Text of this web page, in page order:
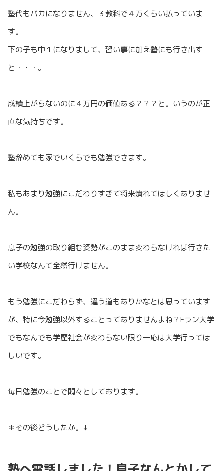
塾代もバカになりません、３教科で４万くらい払っていま
す。
下の子も中１になりまして、習い事に加え塾にも行き出す
と・・・。
成績上がらないのに４万円の価値ある？？？と。いうのが正
直な気持ちです。
塾辞めても家でいくらでも勉強できます。
私もあまり勉強にこだわりすぎて将来潰れてほしくありませ
ん。
息子の勉強の取り組む姿勢がこのまま変わらなければ行きた
い学校なんて全然行けません。
もう勉強にこだわらず、違う道もありかなとは思っています
が、特に今勉強以外することってありませんよね？Fラン大学
でもなんでも学歴社会が変わらない限り一応は大学行ってほ
しいです。
毎日勉強のことで悶々としております。
＊その後どうしたか。 ↓